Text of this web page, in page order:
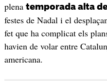
plena temporada alta
festes de Nadal i el
fet que ha complicat els
havien de volar entre
americana.